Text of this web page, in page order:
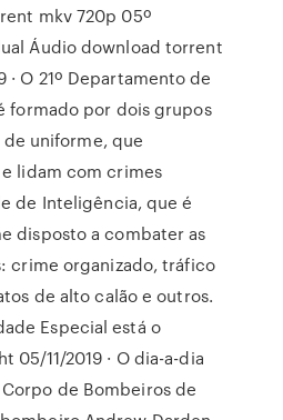
mkv 720p 05º
Áudio download torrent
· O 21º Departamento de
formado por dois grupos
uniforme, que
lidam com crimes
de Inteligência, que é
disposto a combater as
crime organizado, tráfico
de alto calão e outros.
Especial está o
05/11/2019 · O dia-a-dia
de Bombeiros de